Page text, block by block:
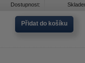
Dostupnost:
Přidat do košíku